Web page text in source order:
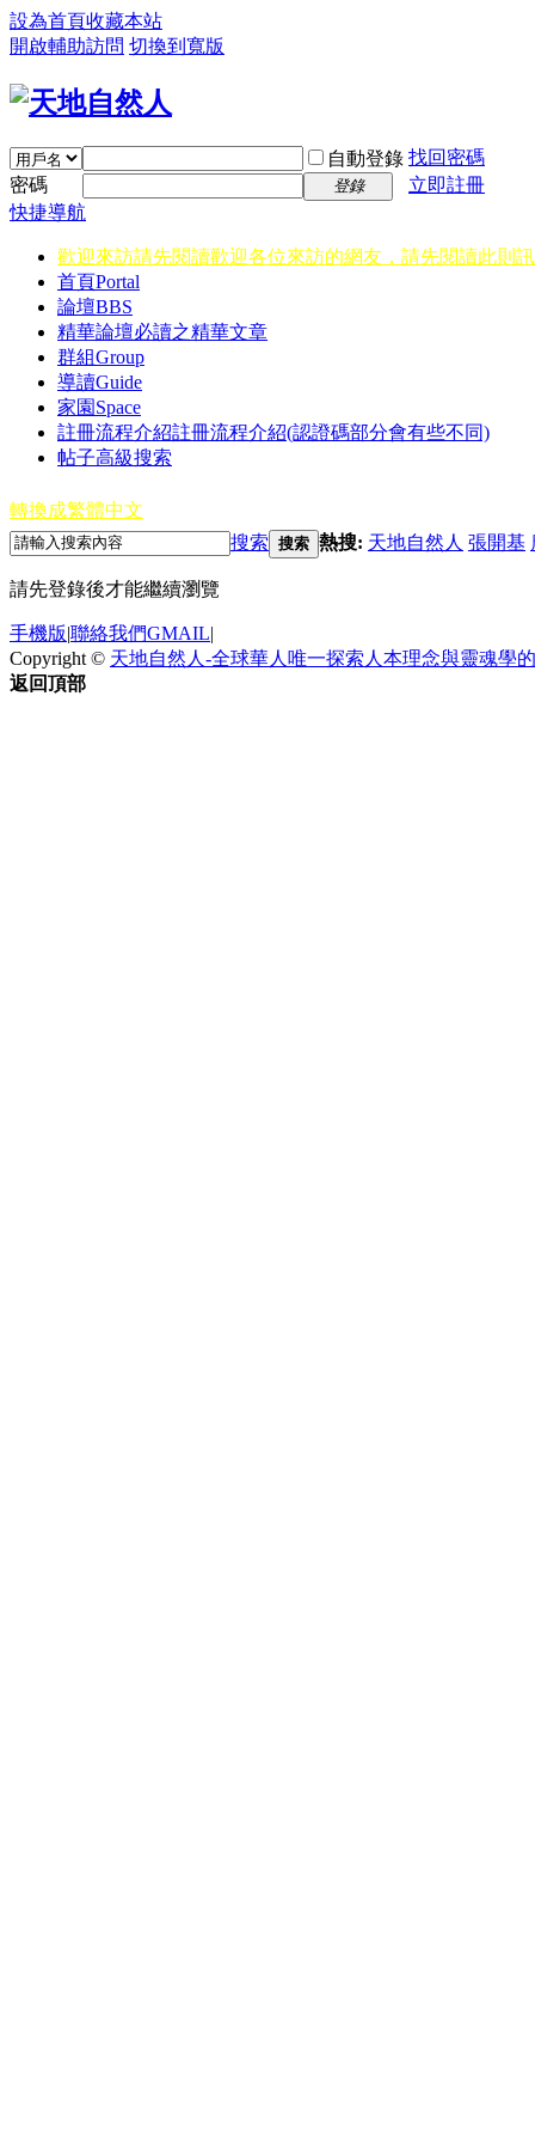
設為首頁收藏本站
開啟輔助訪問 切換到寬版
自動登錄 找回密碼
密碼
登錄
立即註冊
快捷導航
歡迎來訪請先閱讀歡迎各位來訪的網友，請先閱讀此則
首頁Portal
論壇BBS
精華論壇必讀之精華文章
群組Group
導讀Guide
家園 Space
註冊流程介紹註冊流程介紹(認證碼部分會有些不同)
帖子高級搜索
轉換成繁體中文
搜索 搜索 熱搜: 天地自然人 張開基
請先登錄後才能繼續瀏覽
手機版|聯絡我們GMAIL|
Copyright © 天地自然人-全球華人唯一探索人本理念與靈魂學
返回頂部